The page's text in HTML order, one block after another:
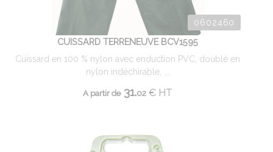
0602460
CUISSARD TERRENEUVE BCV1595
Cuissard en 100 % nylon avec enduction PVC, doublé en
nylon indéchirable, ...
A partir de31.02 €HT